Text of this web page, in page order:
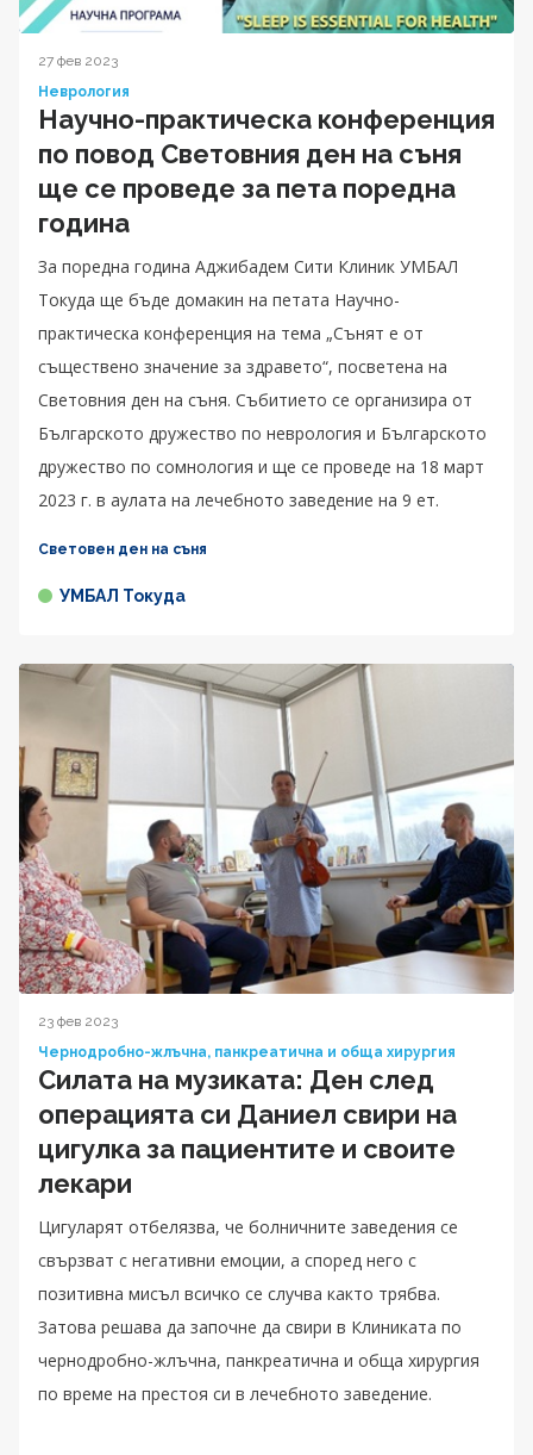
27 фев 2023
Неврология
Научно-практическа конференция
по повод Световния ден на съня
ще се проведе за пета поредна
година
За поредна година Аджибадем Сити Клиник УМБАЛ
Токуда ще бъде домакин на петата Научно-
практическа конференция на тема „Сънят е от
съществено значение за здравето“, посветена на
Световния ден на съня. Събитието се организира от
Българското дружество по неврология и Българското
дружество по сомнология и ще се проведе на 18 март
2023 г. в аулата на лечебното заведение на 9 ет.
Световен ден на съня
УМБАЛ Токуда
23 фев 2023
Чернодробно-жлъчна, панкреатична и обща хирургия
Силата на музиката: Ден след
операцията си Даниел свири на
цигулка за пациентите и своите
лекари
Цигуларят отбелязва, че болничните заведения се
свързват с негативни емоции, а според него с
позитивна мисъл всичко се случва както трябва.
Затова решава да започне да свири в Клиниката по
чернодробно-жлъчна, панкреатична и обща хирургия
по време на престоя си в лечебното заведение.